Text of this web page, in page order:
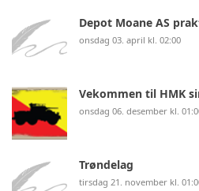
Depot Moane AS
onsdag 03. april kl. 02:00
Vekommen til HMK
onsdag 06. desember kl.
Trøndelag
tirsdag 21. november kl.